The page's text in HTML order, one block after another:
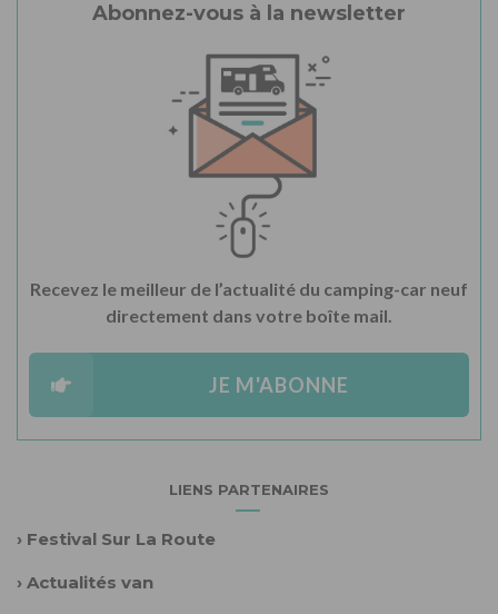
Abonnez-vous à la newsletter
Recevez le meilleur de l’actualité du camping-car neuf
directement dans votre boîte mail.
JE M'ABONNE
LIENS PARTENAIRES
› Festival Sur La Route
› Actualités van